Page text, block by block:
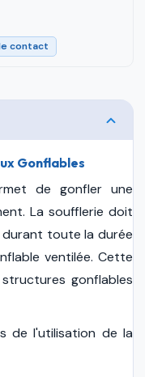
contact
Gonflables
de gonfler une
La soufflerie doit
toute la durée
ventilée. Cette
gonflables
de l'utilisation de la